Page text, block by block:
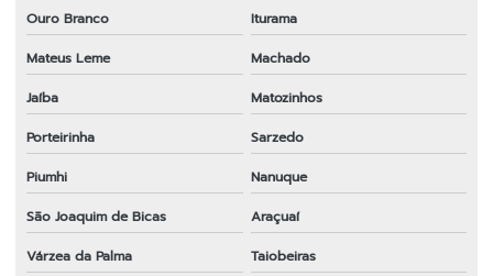
Ouro Branco
Iturama
Mateus Leme
Machado
Jaíba
Matozinhos
Porteirinha
Sarzedo
Piumhi
Nanuque
São Joaquim de Bicas
Araçuaí
Várzea da Palma
Taiobeiras